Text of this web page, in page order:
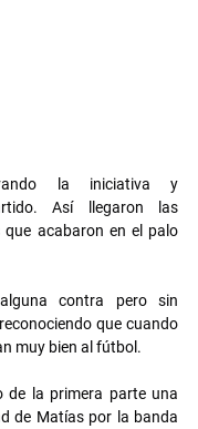
la iniciativa y
Así llegaron las
que acabaron en el palo
contra pero sin
que cuando
muy bien al fútbol.
de la primera parte una
de Matías por la banda